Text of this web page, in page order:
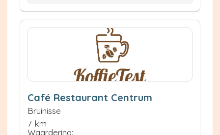
Café Restaurant Centrum
Bruinisse
7 km
Waardering: